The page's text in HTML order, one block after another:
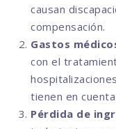
causan
compensación.
Gastos
con el
tienen en
Pérdida de